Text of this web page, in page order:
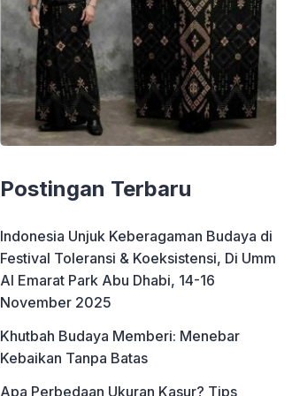
Postingan Terbaru
Indonesia Unjuk Keberagaman Budaya di
Festival Toleransi & Koeksistensi, Di Umm
Al Emarat Park Abu Dhabi, 14-16
November 2025
Khutbah Budaya Memberi: Menebar
Kebaikan Tanpa Batas
Apa Perbedaan Ukuran Kasur? Tips